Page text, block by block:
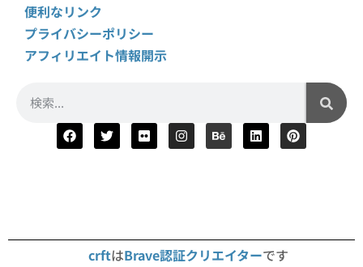
便利なリンク
プライバシーポリシー
アフィリエイト情報開示
crftはBrave認証クリエイターです